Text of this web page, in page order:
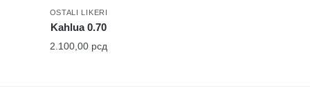
OSTALI LIKERI
Kahlua 0.70
2.100,00 рсд